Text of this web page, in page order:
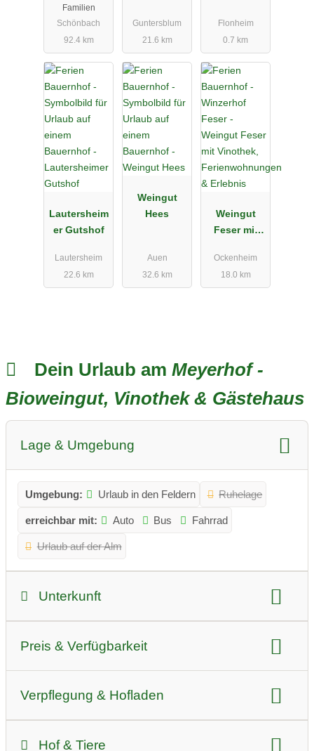
Familien
Schönbach
92.4 km
Guntersblum
21.6 km
Flonheim
0.7 km
Lautersheim
er Gutshof
Lautersheim
22.6 km
Weingut
Hees
Auen
32.6 km
Weingut
Feser mit
Ferienwohn
ungen &
Ockenheim
18.0 km
Dein Urlaub am Meyerhof -
Bioweingut, Vinothek & Gästehaus
Lage & Umgebung
Umgebung: Urlaub in den Feldern Ruhelage
erreichbar mit: Auto Bus Fahrrad
Urlaub auf der Alm
Unterkunft
Vorstellung der Zimmer:
Preis & Verfügbarkeit
Verpflegung & Hofladen
Hof & Tiere